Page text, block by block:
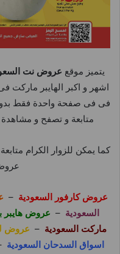
يتميز موقع عروض نت
اشهر و اكبر الهايبر ماركت
فى فى صفحة واحدة فقط
متابعة و تصفح و
كما يمكن للزوار الكرام
عروض كارفور السعودية –
السعودية – عروض هايبر
ماركت السعودية – عروض
اسواق السدحان السعودية